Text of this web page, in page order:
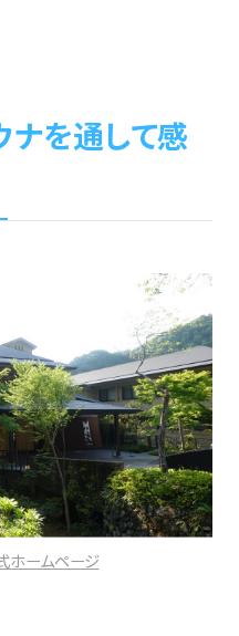
を通して感
ームページ